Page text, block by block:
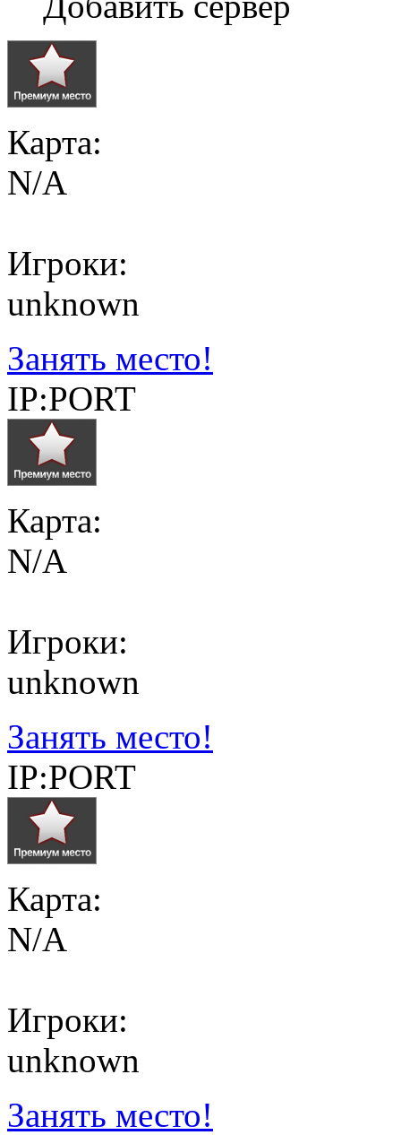
Карта:
N/A
Игроки:
unknown
Занять место!
IP:PORT
Карта:
N/A
Игроки:
unknown
Занять место!
IP:PORT
Карта:
N/A
Игроки:
unknown
Занять место!